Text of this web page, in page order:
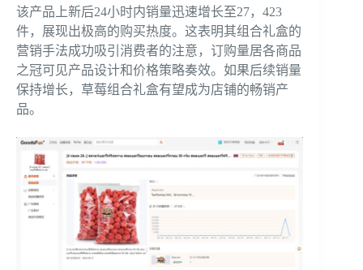
该产品上新后24小时内销量迅速增长至27，423
件，展现出极高的购买热度。这表明其组合礼盒的
营销手法成功吸引消费者的注意，订购量居各商品
之冠可见产品设计和价格策略奏效。如果后续销量
保持增长，草莓组合礼盒有望成为店铺的畅销产
品。